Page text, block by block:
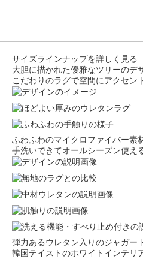
サイズラインナップを詳しく見る
大胆に描かれた優雅なツリーのデ
こだわりのラグで空間にアクセン
ふわふわのマイクロファイバー素
手洗いできてオールシーズン使え
弾力あるウレタン入りのジャガー
韓国テイストのホワイトインテリ